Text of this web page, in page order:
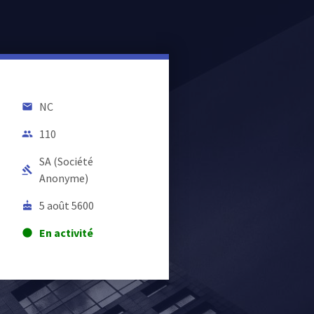
email NC
people 110
gavel
SA (Société
Anonyme)
cake 5 août 5600
lens En activité